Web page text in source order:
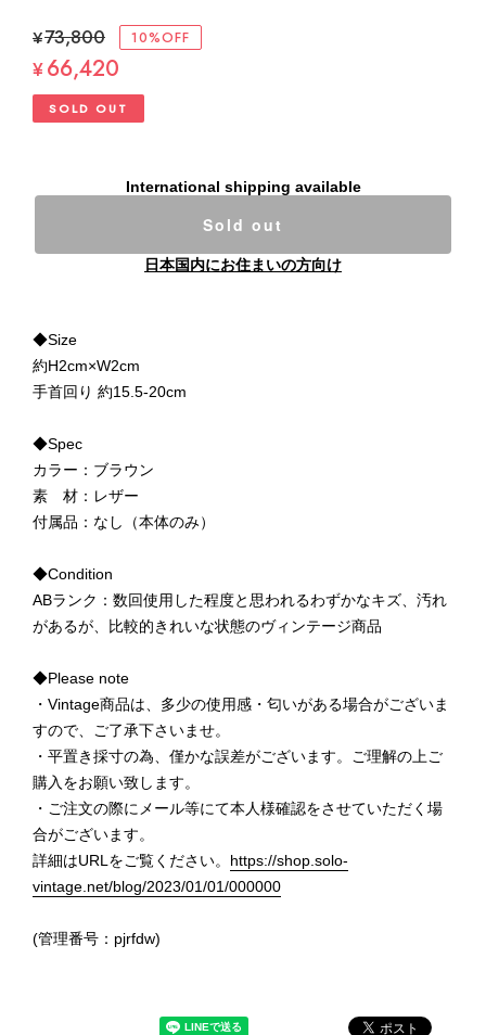
¥73,800 10%OFF
¥66,420
SOLD OUT
International shipping available
Sold out
日本国内にお住まいの方向け
◆Size
約H2cm×W2cm
手首回り 約15.5-20cm
◆Spec
カラー：ブラウン
素 材：レザー
付属品：なし（本体のみ）
◆Condition
ABランク：数回使用した程度と思われるわずかなキズ、汚れ
があるが、比較的きれいな状態のヴィンテージ商品
◆Please note
・Vintage商品は、多少の使用感・匂いがある場合がございま
すので、ご了承下さいませ。
・平置き採寸の為、僅かな誤差がございます。ご理解の上ご
購入をお願い致します。
・ご注文の際にメール等にて本人様確認をさせていただく場
合がございます。
詳細はURLをご覧ください。 https://shop.solo-
vintage.net/blog/2023/01/01/000000
(管理番号：pjrfdw)